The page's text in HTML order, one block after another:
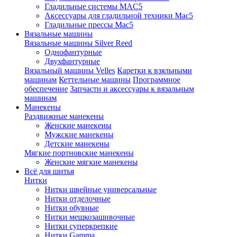
Гладильные системы MAC5
Аксессуары для гладильной техники Mac5
Гладильные прессы Mac5
Вязальные машины
Вязальные машины Silver Reed
Однофантурные
Двухфантурные
Вязальный машины Velles Каретки к взяльными
машинам Кеттельные машины Программное
обеспечение Запчасти и аксессуары к вязальным
машинам
Манекены
Раздвижные манекены
Женские манекены
Мужские манекены
Детские манекены
Мягкие портновские манекены
Женские мягкие манекены
Всё для шитья
Нитки
Нитки швейные универсальные
Нитки отделочные
Нитки обувные
Нитки мешкозашивочные
Нитки суперкрепкие
Нитки Gamma